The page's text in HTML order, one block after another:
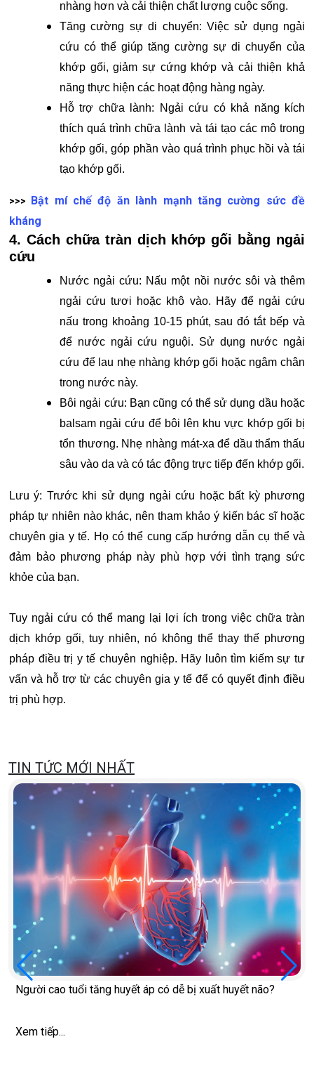
nhàng hơn và cải thiện chất lượng cuộc sống.
Tăng cường sự di chuyển: Việc sử dụng ngải
cứu có thể giúp tăng cường sự di chuyển của
khớp gối, giảm sự cứng khớp và cải thiện khả
năng thực hiện các hoạt động hàng ngày.
Hỗ trợ chữa lành: Ngải cứu có khả năng kích
thích quá trình chữa lành và tái tạo các mô trong
khớp gối, góp phần vào quá trình phục hồi và tái
tạo khớp gối.
>>> Bật mí chế độ ăn lành mạnh tăng cường sức đề
kháng
4. Cách chữa tràn dịch khớp gối bằng ngải
cứu
Nước ngải cứu: Nấu một nồi nước sôi và thêm
ngải cứu tươi hoặc khô vào. Hãy để ngải cứu
nấu trong khoảng 10-15 phút, sau đó tắt bếp và
để nước ngải cứu nguội. Sử dụng nước ngải
cứu để lau nhẹ nhàng khớp gối hoặc ngâm chân
trong nước này.
Bôi ngải cứu: Bạn cũng có thể sử dụng dầu hoặc
balsam ngải cứu để bôi lên khu vực khớp gối bị
tổn thương. Nhẹ nhàng mát-xa để dầu thẩm thấu
sâu vào da và có tác động trực tiếp đến khớp gối.
Lưu ý: Trước khi sử dụng ngải cứu hoặc bất kỳ phương
pháp tự nhiên nào khác, nên tham khảo ý kiến bác sĩ hoặc
chuyên gia y tế. Họ có thể cung cấp hướng dẫn cụ thể và
đảm bảo phương pháp này phù hợp với tình trạng sức
khỏe của bạn.
Tuy ngải cứu có thể mang lại lợi ích trong việc chữa tràn
dịch khớp gối, tuy nhiên, nó không thể thay thế phương
pháp điều trị y tế chuyên nghiệp. Hãy luôn tìm kiếm sự tư
vấn và hỗ trợ từ các chuyên gia y tế để có quyết định điều
trị phù hợp.
TIN TỨC MỚI NHẤT
Người cao tuổi tăng huyết áp có dễ bị xuất huyết não?
Xem tiếp...